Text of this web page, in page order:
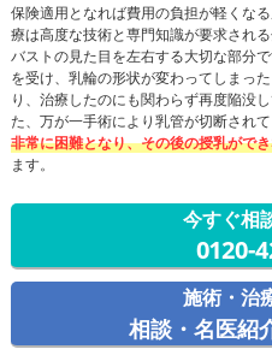
保険適用となれば費用の負担が軽くな
療は高度な技術と専門知識が要求され
バストの見た目を左右する大切な部分
を受け、乳輪の形状が変わってしまっ
り、治療したのにも関わらず再度陥没
た、万が一手術により乳管が切断されて
非常に困難となり、その後の授乳がで
ます。
今すぐ相
0120-
施術・治
相談・名医紹